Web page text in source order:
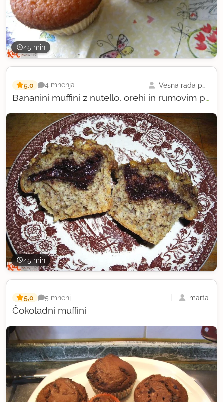
45 min
45 min
Bananini muffini z nutello, orehi in rumovim prelivom
5,0 4 mnenja Vesna rada peče
Čokoladni muffini
5,0 5 mnenj marta